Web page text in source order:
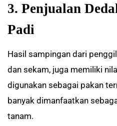
3. Penjualan
Padi
Hasil sampingan dari
dan sekam, juga memiliki
digunakan sebagai pakan
banyak dimanfaatkan
tanam.